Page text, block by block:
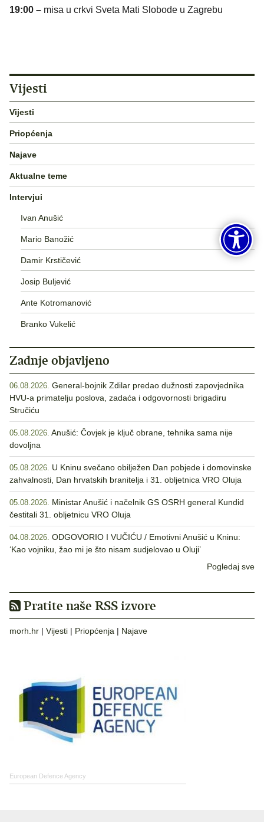
19:00 – misa u crkvi Sveta Mati Slobode u Zagrebu
Vijesti
Vijesti
Priopćenja
Najave
Aktualne teme
Intervjui
Ivan Anušić
Mario Banožić
Damir Krstičević
Josip Buljević
Ante Kotromanović
Branko Vukelić
Zadnje objavljeno
06.08.2026. General-bojnik Zdilar predao dužnosti zapovjednika
HVU-a primatelju poslova, zadaća i odgovornosti brigadiru
Stručiću
05.08.2026. Anušić: Čovjek je ključ obrane, tehnika sama nije
dovoljna
05.08.2026. U Kninu svečano obilježen Dan pobjede i domovinske
zahvalnosti, Dan hrvatskih branitelja i 31. obljetnica VRO Oluja
05.08.2026. Ministar Anušić i načelnik GS OSRH general Kundid
čestitali 31. obljetnicu VRO Oluja
04.08.2026. ODGOVORIO I VUČIĆU / Emotivni Anušić u Kninu:
‘Kao vojniku, žao mi je što nisam sudjelovao u Oluji’
Pogledaj sve
Pratite naše RSS izvore
morh.hr | Vijesti | Priopćenja | Najave
European Defence Agency